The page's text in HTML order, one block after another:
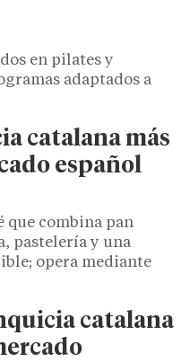
en pilates y
adaptados a
catalana más
español
que combina pan
pastelería y una
opera mediante
catalana